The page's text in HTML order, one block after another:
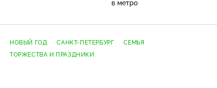
в метро
НОВЫЙ ГОД САНКТ-ПЕТЕРБУРГ
СЕМЬЯ
ТОРЖЕСТВА И ПРАЗДНИКИ